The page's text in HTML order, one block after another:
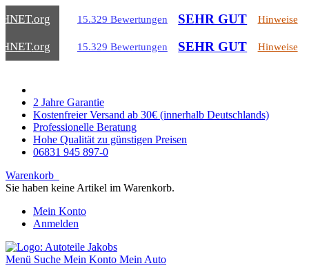
.org 15.329 Bewertungen SEHR GUT Hinweise
.org 15.329 Bewertungen SEHR GUT Hinweise
2 Jahre Garantie
Kostenfreier Versand ab 30€ (innerhalb Deutschlands)
Professionelle Beratung
Hohe Qualität zu günstigen Preisen
06831 945 897-0
Warenkorb
Sie haben keine Artikel im Warenkorb.
Mein Konto
Anmelden
Menü Suche Mein Konto Mein Auto